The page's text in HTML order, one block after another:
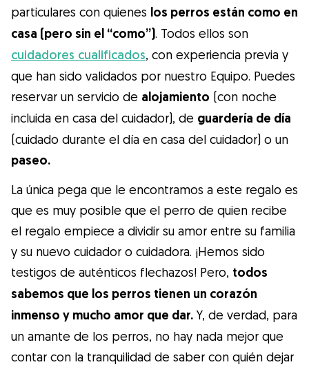
particulares con quienes los perros están como en
casa (pero sin el “como”). Todos ellos son
cuidadores cualificados, con experiencia previa y
que han sido validados por nuestro Equipo. Puedes
reservar un servicio de alojamiento (con noche
incluida en casa del cuidador), de guardería de día
(cuidado durante el día en casa del cuidador) o un
paseo.
La única pega que le encontramos a este regalo es
que es muy posible que el perro de quien recibe
el regalo empiece a dividir su amor entre su familia
y su nuevo cuidador o cuidadora. ¡Hemos sido
testigos de auténticos flechazos! Pero, todos
sabemos que los perros tienen un corazón
inmenso y mucho amor que dar. Y, de verdad, para
un amante de los perros, no hay nada mejor que
contar con la tranquilidad de saber con quién dejar